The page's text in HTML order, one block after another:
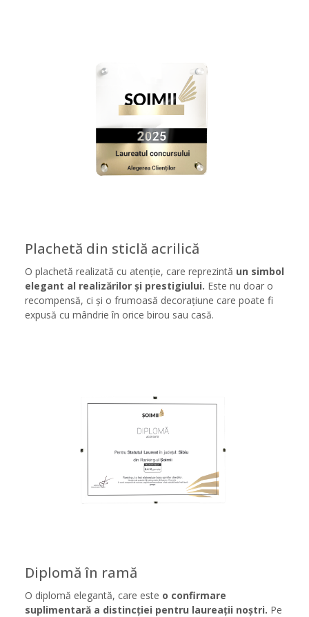
Plachetă din sticlă acrilică
O plachetă realizată cu atenție, care reprezintă un simbol
elegant al realizărilor și prestigiului. Este nu doar o
recompensă, ci și o frumoasă decorațiune care poate fi
expusă cu mândrie în orice birou sau casă.
Diplomă în ramă
O diplomă elegantă, care este o confirmare
suplimentară a distincției pentru laureații noștri. Pe